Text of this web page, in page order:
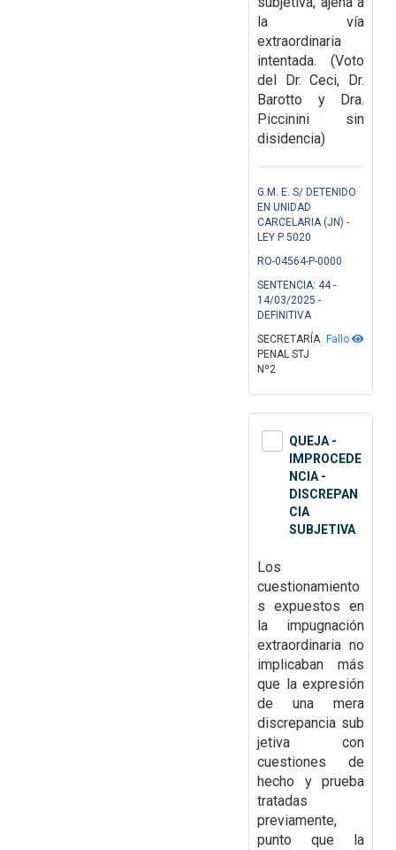
la vía
extraordinaria
intentada. (Voto
del Dr. Ceci, Dr.
Barotto y Dra.
Piccinini sin
disidencia)
G.M. E. S/ DETENIDO
EN UNIDAD
CARCELARIA (JN) -
LEY P 5020
RO-04564-P-0000
SENTENCIA: 44 -
14/03/2025 -
DEFINITIVA
Fallo
SECRETARÍA
PENAL STJ
Nº2
QUEJA -
IMPROCEDE
NCIA -
DISCREPAN
CIA
SUBJETIVA
Los
cuestionamiento
s expuestos en
la impugnación
extraordinaria no
implicaban más
que la expresión
de una mera
discrepancia sub
jetiva con
cuestiones de
hecho y prueba
tratadas
previamente,
punto que la